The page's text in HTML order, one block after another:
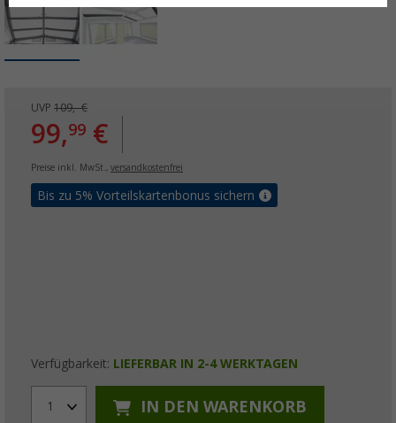
UVP 109,- €
99,99 €
Preise inkl. MwSt., versandkostenfrei
Bis zu 5% Vorteilskartenbonus sichern
Verfügbarkeit: LIEFERBAR IN 2-4 WERKTAGEN
1 IN DEN WARENKORB